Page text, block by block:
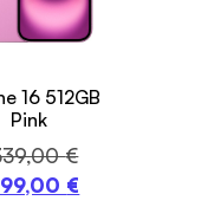
16 512GB
Pink
€
€